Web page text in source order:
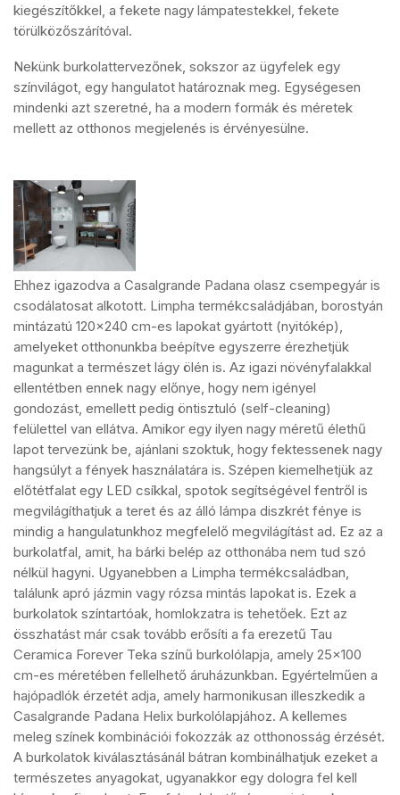
kiegészítőkkel, a fekete nagy lámpatestekkel, fekete
törülközőszárítóval.
Nekünk burkolattervezőnek, sokszor az ügyfelek egy
színvilágot, egy hangulatot határoznak meg. Egységesen
mindenki azt szeretné, ha a modern formák és méretek
mellett az otthonos megjelenés is érvényesülne.
Ehhez igazodva a Casalgrande Padana olasz csempegyár is
csodálatosat alkotott. Limpha termékcsaládjában, borostyán
mintázatú 120×240 cm-es lapokat gyártott (nyitókép),
amelyeket otthonunkba beépítve egyszerre érezhetjük
magunkat a természet lágy ölén is. Az igazi növényfalakkal
ellentétben ennek nagy előnye, hogy nem igényel
gondozást, emellett pedig öntisztuló (self-cleaning)
felülettel van ellátva. Amikor egy ilyen nagy méretű élethű
lapot tervezünk be, ajánlani szoktuk, hogy fektessenek nagy
hangsúlyt a fények használatára is. Szépen kiemelhetjük az
előtétfalat egy LED csíkkal, spotok segítségével fentről is
megvilágíthatjuk a teret és az álló lámpa diszkrét fénye is
mindig a hangulatunkhoz megfelelő megvilágítást ad. Ez az a
burkolatfal, amit, ha bárki belép az otthonába nem tud szó
nélkül hagyni. Ugyanebben a Limpha termékcsaládban,
találunk apró jázmin vagy rózsa mintás lapokat is. Ezek a
burkolatok színtartóak, homlokzatra is tehetőek. Ezt az
összhatást már csak tovább erősíti a fa erezetű Tau
Ceramica Forever Teka színű burkolólapja, amely 25×100
cm-es méretében fellelhető áruházunkban. Egyértelműen a
hajópadlók érzetét adja, amely harmonikusan illeszkedik a
Casalgrande Padana Helix burkolólapjához. A kellemes
meleg színek kombinációi fokozzák az otthonosság érzését.
A burkolatok kiválasztásánál bátran kombinálhatjuk ezeket a
természetes anyagokat, ugyanakkor egy dologra fel kell